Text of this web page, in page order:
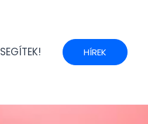
SEGÍTEK! HÍREK